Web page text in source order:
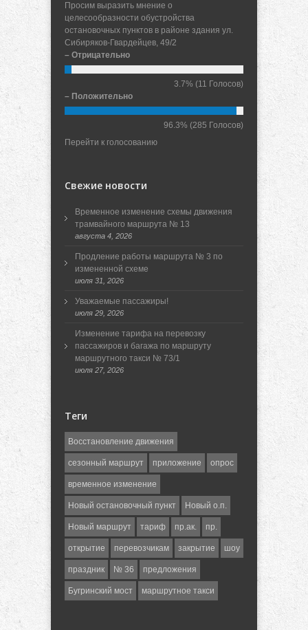
Просим выразить мнение о
целесообразности обустройства
остановочных пунктов в районе здания ул.
Сибиряков-Гвардейцев, 49/2
– Отрицательно
3.7% (11 Голосов)
– Положительно
96.3% (285 Голосов)
Перейти к голосованию
Свежие новости
Временное изменение схемы движения
трамвайного маршрута № 13
августа 4, 2026
Продление работы маршрута № 3 по
измененной схеме
июля 31, 2026
Уважаемые пассажиры!
июля 29, 2026
Изменение тарифа на перевозку
пассажиров и багажа по маршруту
маршрутного такси № 73/1
июля 27, 2026
Теги
Восстановление движения
сезонный маршрут приложение опрос
временное изменение
Новый остановочный пункт Новый о.п.
Новый маршрут тариф пр.ак. пр.
открытие перевозчикам закрытие шоу
праздник № 36 предложения
Бугринский мост маршрутное такси